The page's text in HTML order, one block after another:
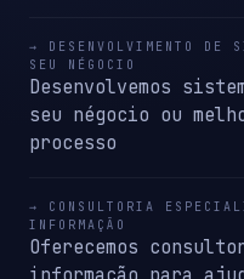
→ DESENVOLVIMENTO DE
SEU NÉGOCIO
Desenvolvemos
seu négocio ou
processo
→ CONSULTORIA
INFORMAÇÃO
Oferecemos